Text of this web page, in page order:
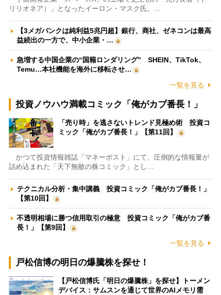
リリオネア）」となったイーロン・マスク氏。…
【3メガバンクは純利益5兆円超】銀行、商社、ゼネコンは最高
益続出の一方で、中小企業・…
急増する中国企業の“国籍ロンダリング” SHEIN、TikTok、
Temu…本社機能を海外に移転させ…
一覧を見る
投資ノウハウ満載コミック「俺がカブ番長！」
「売り時」を逃さないトレンド見極め術 投資コ
ミック「俺がカブ番長！」【第11回】
かつて投資情報雑誌「マネーポスト」にて、圧倒的な情報量が
詰め込まれた「天下無敵の株コミック」とし…
テクニカル分析・集中講義 投資コミック「俺がカブ番長！」
【第10回】
不透明相場に勝つ信用取引の極意 投資コミック「俺がカブ番
長！」【第9回】
一覧を見る
戸松信博の明日の爆騰株を探せ！
【戸松信博氏「明日の爆騰株」を探せ】トーメン
デバイス：サムスンを通じて世界のAIメモリ需